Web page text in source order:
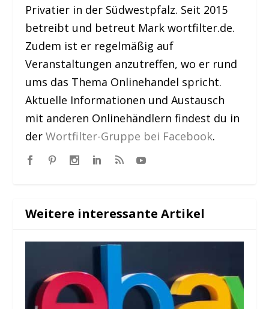
Privatier in der Südwestpfalz. Seit 2015
betreibt und betreut Mark wortfilter.de.
Zudem ist er regelmäßig auf
Veranstaltungen anzutreffen, wo er rund
ums das Thema Onlinehandel spricht.
Aktuelle Informationen und Austausch
mit anderen Onlinehändlern findest du in
derWortfilter-Gruppe bei Facebook.
Weitere interessante Artikel